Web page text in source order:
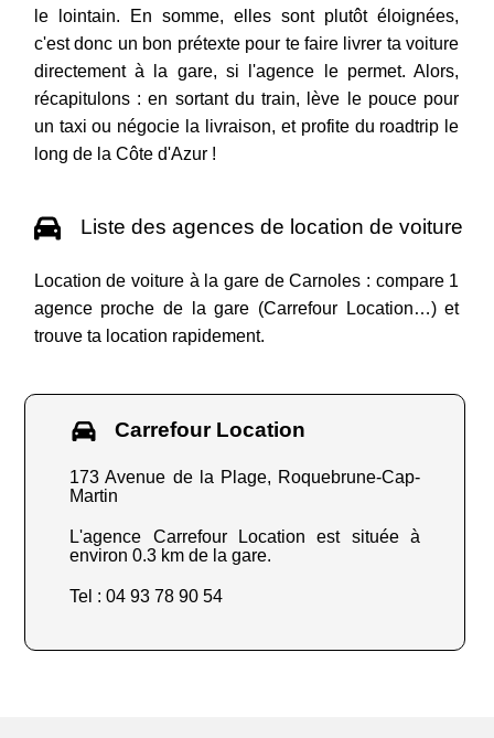
le lointain. En somme, elles sont plutôt éloignées,
c'est donc un bon prétexte pour te faire livrer ta voiture
directement à la gare, si l'agence le permet. Alors,
récapitulons : en sortant du train, lève le pouce pour
un taxi ou négocie la livraison, et profite du roadtrip le
long de la Côte d'Azur !
Liste des agences de location de voiture
Location de voiture à la gare de Carnoles : compare 1
agence proche de la gare (Carrefour Location…) et
trouve ta location rapidement.
Carrefour Location
173 Avenue de la Plage, Roquebrune-Cap-
Martin
L'agence Carrefour Location est située à
environ 0.3 km de la gare.
Tel : 04 93 78 90 54